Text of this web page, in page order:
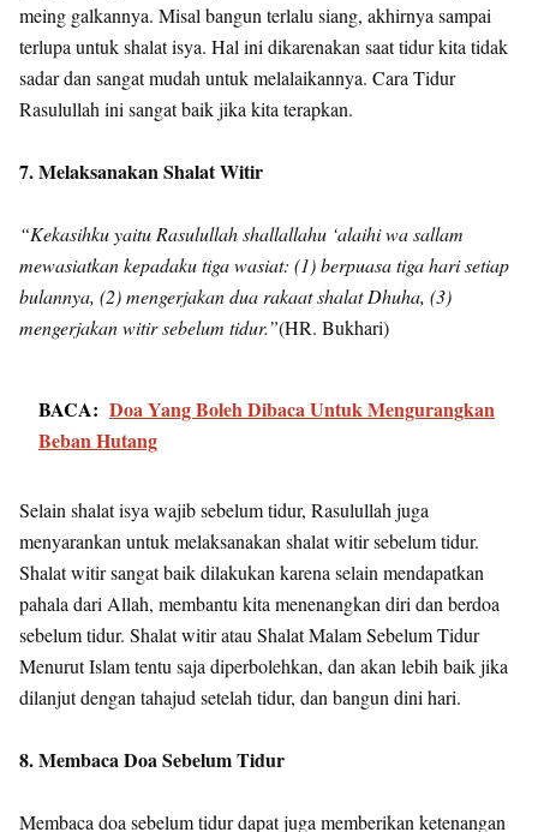
meing galkannya. Misal bangun terlalu siang, akhirnya sampai
terlupa untuk shalat isya. Hal ini dikarenakan saat tidur kita tidak
sadar dan sangat mudah untuk melalaikannya. Cara Tidur
Rasulullah ini sangat baik jika kita terapkan.
7. Melaksanakan Shalat Witir
“Kekasihku yaitu Rasulullah shallallahu ‘alaihi wa sallam
mewasiatkan kepadaku tiga wasiat: (1) berpuasa tiga hari setiap
bulannya, (2) mengerjakan dua rakaat shalat Dhuha, (3)
mengerjakan witir sebelum tidur.”(HR. Bukhari)
BACA: Doa Yang Boleh Dibaca Untuk Mengurangkan
Beban Hutang
Selain shalat isya wajib sebelum tidur, Rasulullah juga
menyarankan untuk melaksanakan shalat witir sebelum tidur.
Shalat witir sangat baik dilakukan karena selain mendapatkan
pahala dari Allah, membantu kita menenangkan diri dan berdoa
sebelum tidur. Shalat witir atau Shalat Malam Sebelum Tidur
Menurut Islam tentu saja diperbolehkan, dan akan lebih baik jika
dilanjut dengan tahajud setelah tidur, dan bangun dini hari.
8. Membaca Doa Sebelum Tidur
Membaca doa sebelum tidur dapat juga memberikan ketenangan